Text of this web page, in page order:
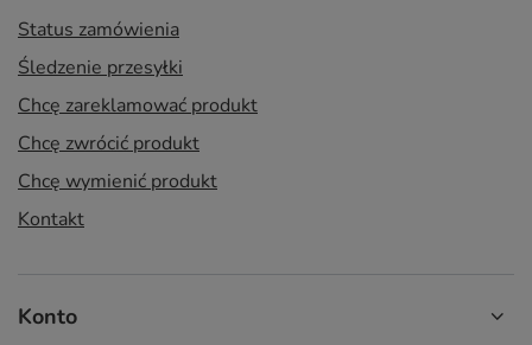
Status zamówienia
Śledzenie przesyłki
Chcę zareklamować produkt
Chcę zwrócić produkt
Chcę wymienić produkt
Kontakt
Konto